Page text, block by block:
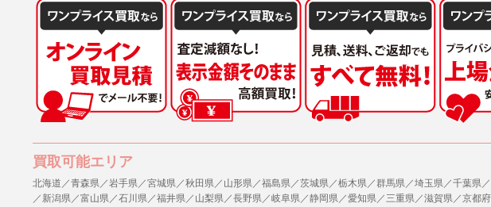
買取可能エリア
北海道／青森県／岩手県／宮城県／秋田県／山形県／福島県／茨城県／栃木県／群馬県／埼玉県／千葉県
／新潟県／富山県／石川県／福井県／山梨県／長野県／岐阜県／静岡県／愛知県／三重県／滋賀県／京都